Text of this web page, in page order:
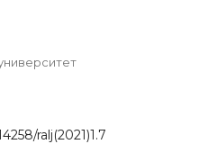
ralj(2021)1.7